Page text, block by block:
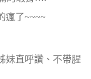
瘋了~~~~
妹直呼讚、不帶腥